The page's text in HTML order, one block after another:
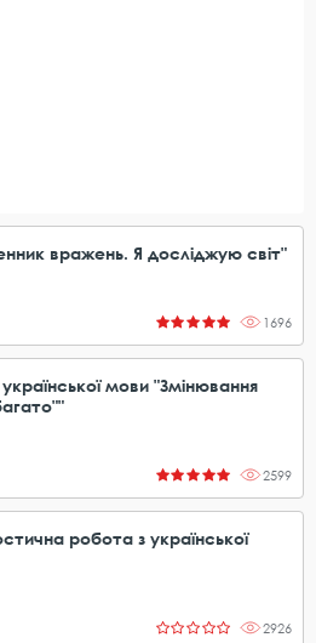
вражень. Я досліджую світ"
1696
мови "Змінювання
2599
робота з української
2926